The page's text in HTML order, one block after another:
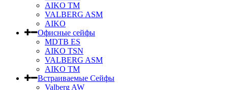
AIKO TM
VALBERG ASM
AIKO
Офисные сейфы
MDTB ES
AIKO TSN
VALBERG ASM
AIKO TM
Встраиваемые Сейфы
Valberg AW